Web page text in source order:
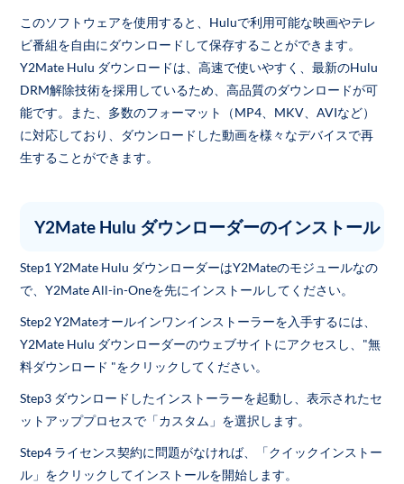
このソフトウェアを使用すると、Huluで利用可能な映画やテレ
ビ番組を自由にダウンロードして保存することができます。
Y2Mate Hulu ダウンロードは、高速で使いやすく、最新のHulu
DRM解除技術を採用しているため、高品質のダウンロードが可
能です。また、多数のフォーマット（MP4、MKV、AVIなど）
に対応しており、ダウンロードした動画を様々なデバイスで再
生することができます。
Y2Mate Hulu ダウンローダーのインストール
Step1 Y2Mate Hulu ダウンローダーはY2Mateのモジュールなの
で、Y2Mate All-in-Oneを先にインストールしてください。
Step2 Y2Mateオールインワンインストーラーを入手するには、
Y2Mate Hulu ダウンローダーのウェブサイトにアクセスし、"無
料ダウンロード "をクリックしてください。
Step3 ダウンロードしたインストーラーを起動し、表示されたセ
ットアッププロセスで「カスタム」を選択します。
Step4 ライセンス契約に問題がなければ、「クイックインストー
ル」をクリックしてインストールを開始します。